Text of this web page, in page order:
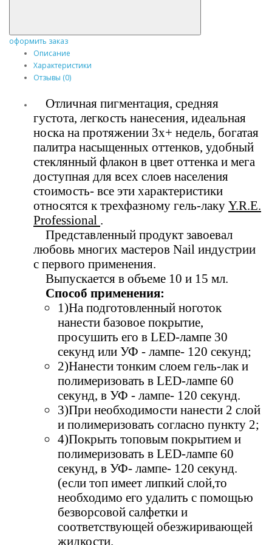
оформить заказ
Описание
Характеристики
Отзывы (0)
Отличная пигментация, средняя
густота, легкость нанесения, идеальная
носка на протяжении 3х+ недель, богатая
палитра насыщенных оттенков, удобный
стеклянный флакон в цвет оттенка и мега
доступная для всех слоев населения
стоимость- все эти характеристики
относятся к трехфазному гель-лаку Y.R.E.
Professional .
Представленный продукт завоевал
любовь многих мастеров Nail индустрии
с первого применения.
Выпускается в объеме 10 и 15 мл.
Способ применения:
1)На подготовленный ноготок
нанести базовое покрытие,
просушить его в LED-лампе 30
секунд или УФ - лампе- 120 секунд;
2)Нанести тонким слоем гель-лак и
полимеризовать в LED-лампе 60
секунд, в УФ - лампе- 120 секунд.
3)При необходимости нанести 2 слой
и полимеризовать согласно пункту 2;
4)Покрыть топовым покрытием и
полимеризовать в LED-лампе 60
секунд, в УФ- лампе- 120 секунд.
(если топ имеет липкий слой,то
необходимо его удалить с помощью
безворсовой салфетки и
соответствующей обезжиривающей
жидкости.